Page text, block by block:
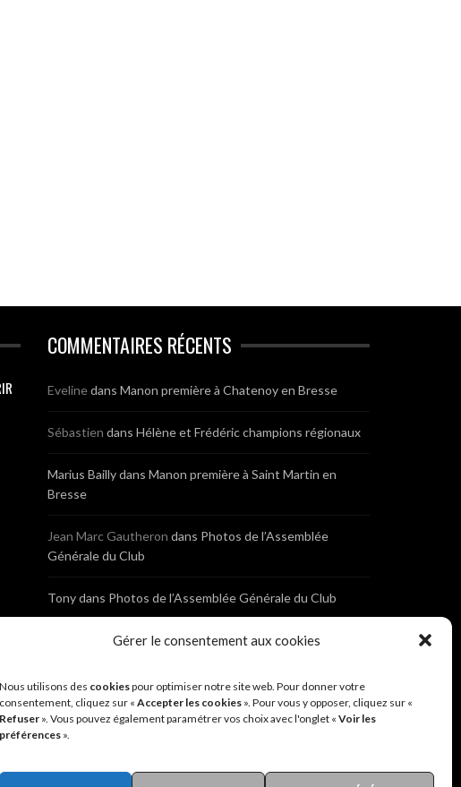
Gérer le consentement aux cookies
Nous utilisons des cookiespour optimiser notre site web. Pour donner votre
consentement, cliquez sur « Accepter les cookies ». Pour vous y opposer, cliquez sur «
Refuser ». Vous pouvez également paramétrer vos choix avec l'onglet « Voir les
préférences ».
COMMENTAIRES RÉCENTS
Evelinedans Manon première à Chatenoy en Bresse
Sébastien dans Hélène et Frédéric champions régionaux
Marius Baillydans Manon première à Saint Martin en
Bresse
Jean Marc Gautheron dans Photos de l’Assemblée
Générale du Club
Tonydans Photos de l’Assemblée Générale du Club
dansCyclocross de Brochon (21)
BreniauxdansCyclocross de Brochon (21)
AnonymedansDiététique Nutrition 71 – Cécile Guyon